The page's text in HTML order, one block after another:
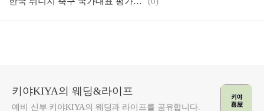
키야KIYA의 웨딩&라이프
예비 신부 키야KIYA의 웨딩과 라이프를 공유합니다.